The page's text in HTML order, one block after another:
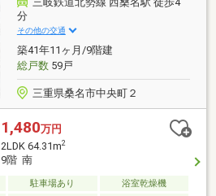
分
その他の交通
築41年11ヶ月/9階建
総戸数59戸
三重県桑名市中央町２
1,480万円
2LDK 64.31m2
9階 南
駐車場あり 浴室乾燥機